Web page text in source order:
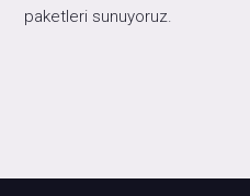
paketleri sunuyoruz.